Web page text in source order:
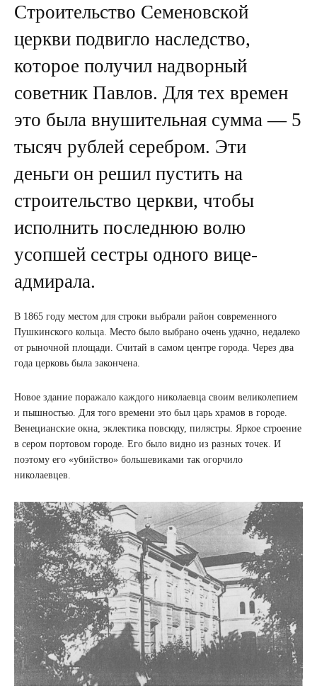
Строительство Семеновской
церкви подвигло наследство,
которое получил надворный
советник Павлов. Для тех времен
это была внушительная сумма — 5
тысяч рублей серебром. Эти
деньги он решил пустить на
строительство церкви, чтобы
исполнить последнюю волю
усопшей сестры одного вице-
адмирала.
В 1865 году местом для строки выбрали район современного
Пушкинского кольца. Место было выбрано очень удачно, недалеко
от рыночной площади. Считай в самом центре города. Через два
года церковь была закончена.
Новое здание поражало каждого николаевца своим великолепием
и пышностью. Для того времени это был царь храмов в городе.
Венецианские окна, эклектика повсюду, пилястры. Яркое строение
в сером портовом городе. Его было видно из разных точек. И
поэтому его «убийство» большевиками так огорчило
николаевцев.